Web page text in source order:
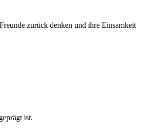
zurück denken und ihre Einsamkeit
ist.